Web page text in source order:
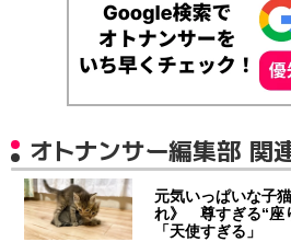
オトナンサー編集部 関
元気いっぱいな子
れ》 尊すぎる“座
「天使すぎる」